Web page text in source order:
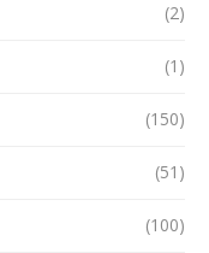
(2)
(1)
(150)
(51)
(100)